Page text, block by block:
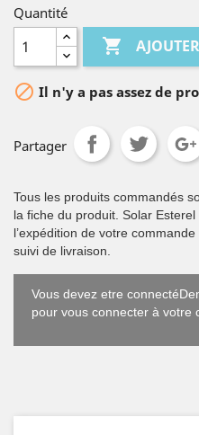
Quantité

 Il n'y a pas assez de
Partager
Tous les produits commandés
la fiche du produit. Solar
l’expédition de votre
suivi de livraison.
Vous devez etre
pour vous connecter à votre